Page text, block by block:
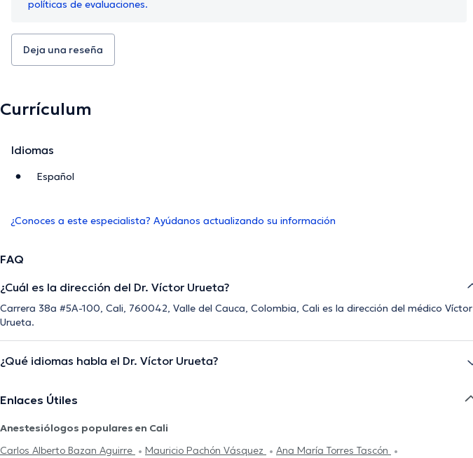
políticas de evaluaciones.
Deja una reseña
Currículum
Idiomas
Español
¿Conoces a este especialista? Ayúdanos actualizando su información
FAQ
¿Cuál es la dirección del Dr. Víctor Urueta?
Carrera 38a #5A-100, Cali, 760042, Valle del Cauca, Colombia, Cali es la dirección del médico Víctor
Urueta.
¿Qué idiomas habla el Dr. Víctor Urueta?
Enlaces Útiles
Anestesiólogos populares en Cali
Carlos Alberto Bazan Aguirre
Mauricio Pachón Vásquez
Ana María Torres Tascón